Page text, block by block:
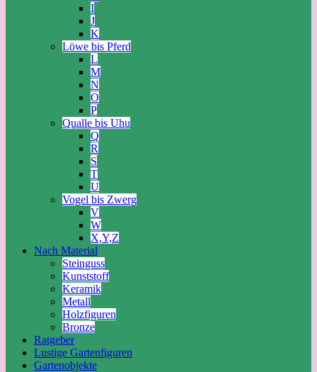
I
J
K
Löwe bis Pferd
L
M
N
O
P
Qualle bis Uhu
Q
R
S
T
U
Vogel bis Zwerg
V
W
X,Y,Z
Nach Material
Steinguss
Kunststoff
Keramik
Metall
Holzfiguren
Bronze
Ratgeber
Lustige Gartenfiguren
Gartenobjekte